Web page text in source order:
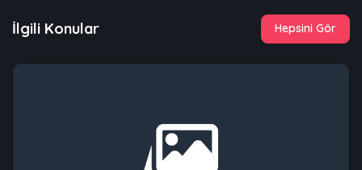
İlgili Konular Hepsini Gör